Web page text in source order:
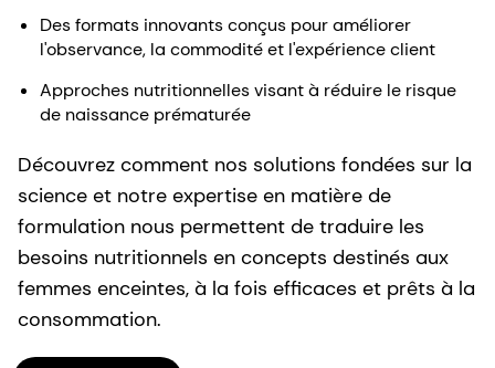
Des formats innovants conçus pour améliorer
l'observance, la commodité et l'expérience client
Approches nutritionnelles visant à réduire le risque
de naissance prématurée
Découvrez comment nos solutions fondées sur la
science et notre expertise en matière de
formulation nous permettent de traduire les
besoins nutritionnels en concepts destinés aux
femmes enceintes, à la fois efficaces et prêts à la
consommation.